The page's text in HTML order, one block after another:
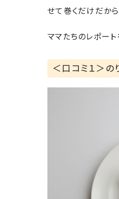
せて巻くだけだから
ママたちのレポート
＜口コミ１＞の